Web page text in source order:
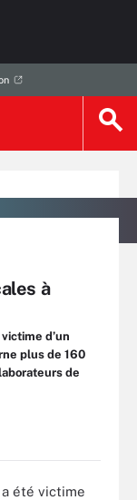
à
d’un
plus de 160
de
été victime